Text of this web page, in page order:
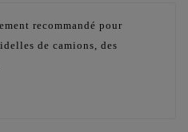
recommandé pour
de camions, des